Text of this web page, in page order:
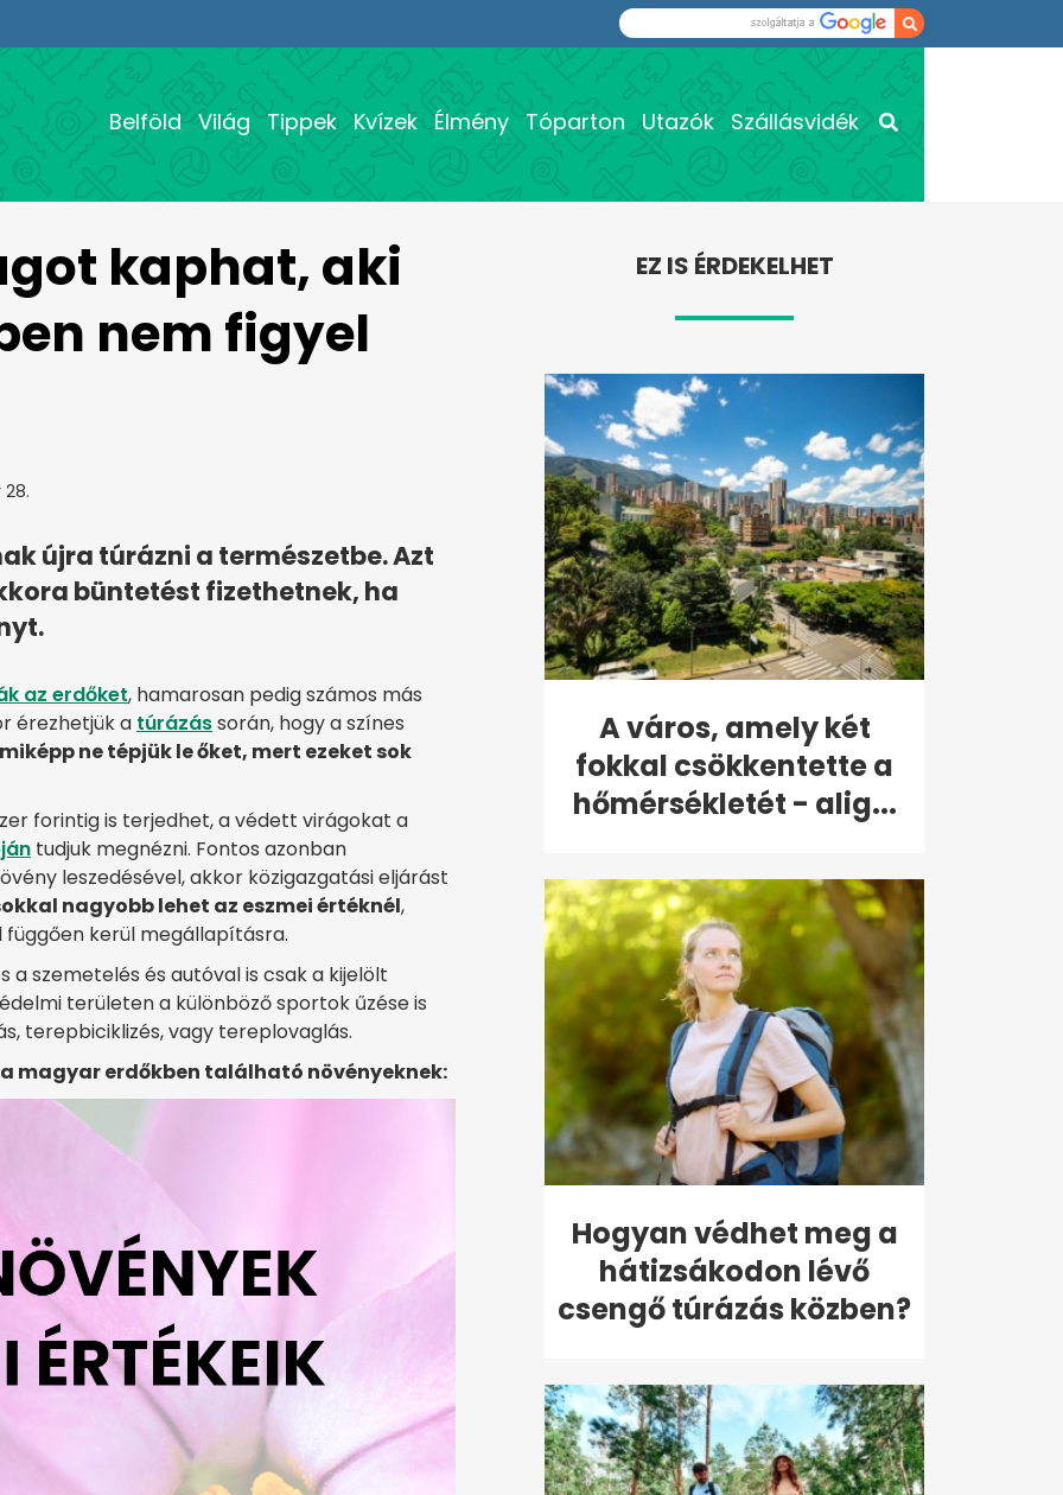
Belföld Világ Tippek Kvízek Élmény Tóparton Utazók Szállásvidék
kaphat, aki
nem figyel
újra túrázni a természetbe. Azt
büntetést fizethetnek, ha
az erdőket, hamarosan pedig számos más
érezhetjük a túrázássorán, hogy a színes
ne tépjük le őket, mert ezeket sok
forintig is terjedhet, a védett virágokat a
tudjuk megnézni. Fontos azonban
leszedésével, akkor közigazgatási eljárást
nagyobb lehet az eszmei értéknél,
kerül megállapításra.
a szemetelés és autóval is csak a kijelölt
területen a különböző sportok űzése is
terepbiciklizés, vagy tereplovaglás.
magyar erdőkben található növényeknek:
EZ IS ÉRDEKELHET
A város, amely két
fokkal csökkentette a
hőmérsékletét - alig...
Hogyan védhet meg a
hátizsákodon lévő
csengő túrázás közben?